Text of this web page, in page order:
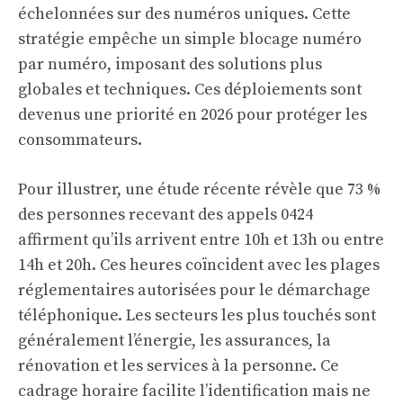
échelonnées sur des numéros uniques. Cette
stratégie empêche un simple blocage numéro
par numéro, imposant des solutions plus
globales et techniques. Ces déploiements sont
devenus une priorité en 2026 pour protéger les
consommateurs.
Pour illustrer, une étude récente révèle que 73 %
des personnes recevant des appels 0424
affirment qu’ils arrivent entre 10h et 13h ou entre
14h et 20h. Ces heures coïncident avec les plages
réglementaires autorisées pour le démarchage
téléphonique. Les secteurs les plus touchés sont
généralement l’énergie, les assurances, la
rénovation et les services à la personne. Ce
cadrage horaire facilite l’identification mais ne